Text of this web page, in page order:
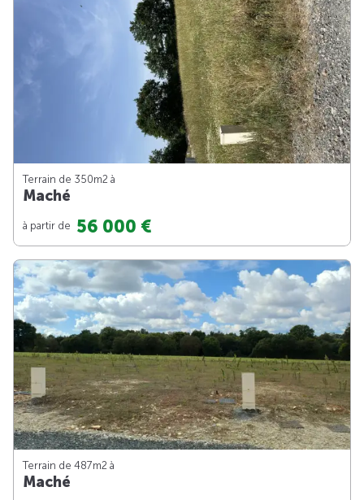
Terrain de 350m2 à
Maché
à partir de 56 000 €
Terrain de 487m2 à
Maché